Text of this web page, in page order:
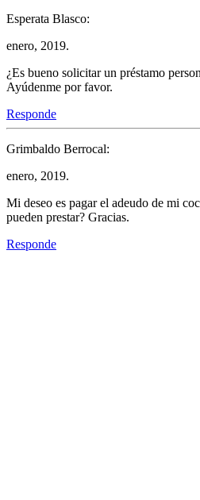
Esperata Blasco:
enero, 2019.
¿Es bueno solicitar un préstamo
Ayúdenme por favor.
Responde
Grimbaldo Berrocal:
enero, 2019.
Mi deseo es pagar el adeudo de mi
pueden prestar? Gracias.
Responde